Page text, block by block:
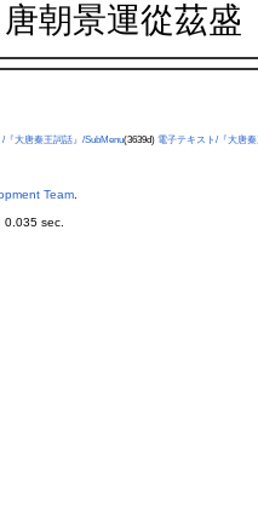
唐朝景運從茲
『大唐秦王詞話』/SubMenu(3639d) 電子テキスト/『大唐
Team.
0.035 sec.